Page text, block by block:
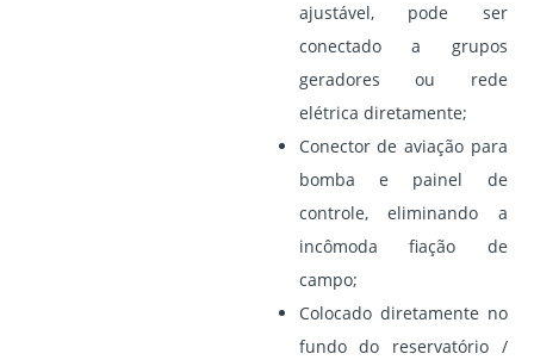
ajustável, pode ser
conectado a grupos
geradores ou rede
elétrica diretamente;
Conector de aviação para
bomba e painel de
controle, eliminando a
incômoda fiação de
campo;
Colocado diretamente no
fundo do reservatório /